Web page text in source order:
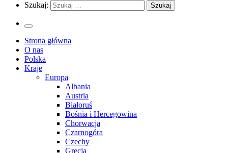
Szukaj:
Strona główna
O nas
Polska
Kraje
Europa
Albania
Austria
Białoruś
Bośnia i Hercegowina
Chorwacja
Czarnogóra
Czechy
Grecja